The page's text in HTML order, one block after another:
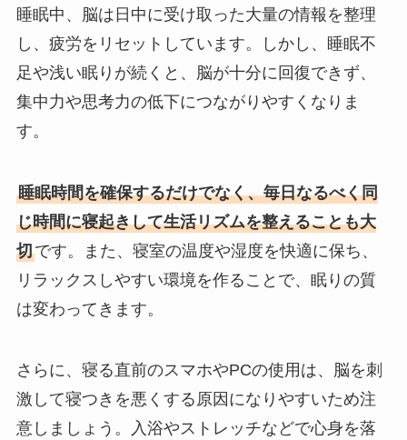
睡眠中、脳は日中に受け取った大量の情報を整理
し、疲労をリセットしています。しかし、睡眠不
足や浅い眠りが続くと、脳が十分に回復できず、
集中力や思考力の低下につながりやすくなりま
す。
睡眠時間を確保するだけでなく、毎日なるべく同
じ時間に寝起きして生活リズムを整えることも大
切です。また、寝室の温度や湿度を快適に保ち、
リラックスしやすい環境を作ることで、眠りの質
は変わってきます。
さらに、寝る直前のスマホやPCの使用は、脳を刺
激して寝つきを悪くする原因になりやすいため注
意しましょう。入浴やストレッチなどで心身を落